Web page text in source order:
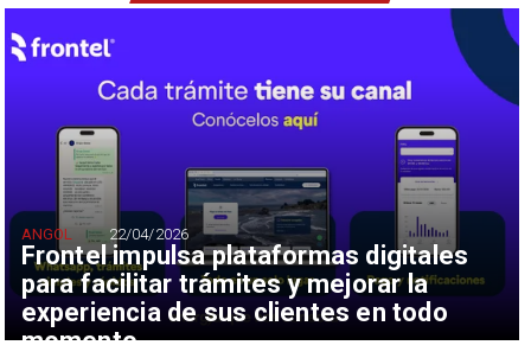
Frontel impulsa plataformas digitales
para facilitar trámites y mejorar la
experiencia de sus clientes en todo
momento
ANGOL 22/04/2026